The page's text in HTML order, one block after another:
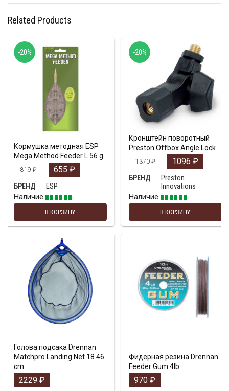
Related Products
Кормушка методная ESP
Mega Method Feeder L 56 g
819₽ 655 ₽
БРЕНД
ESP
Наличие
В КОРЗИНУ
-20%
Кронштейн поворотный
Preston Offbox Angle Lock
1370₽ 1096 ₽
БРЕНД
Preston
Innovations
Наличие
В КОРЗИНУ
-20%
Голова подсакa Drennan
Matchpro Landing Net 18 46
cm
2229 ₽
Фидерная резина Drennan
Feeder Gum 4lb
970 ₽